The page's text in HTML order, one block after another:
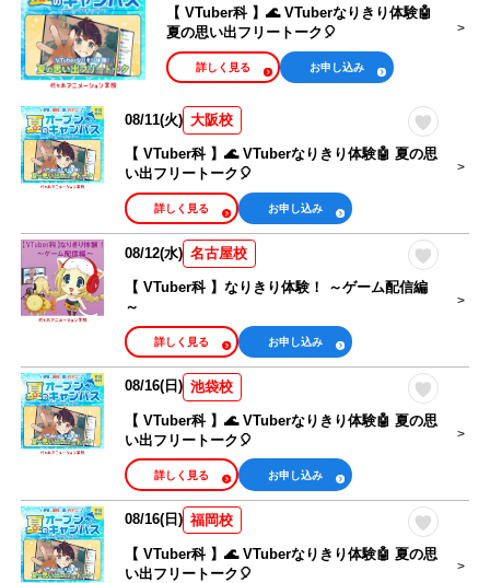
家
ルマネージャー
ライブ制作・舞
台制作・イベン
トスタッフ
ゲーム・ゲーム
高等部 大学部
カレンダーから選ぶ
オンラインオープンキャンパス
体験したい
相談・見学したい
【 VTuber科 】🌊 VTuberなりきり体験🤖
夏の思い出フリートーク🎈
お申し込み
詳しく見る
08/11(火) 大阪校
【 VTuber科 】🌊 VTuberなりきり体験🤖 夏の思
い出フリートーク🎈
お申し込み
詳しく見る
08/12(水) 名古屋校
【 VTuber科 】なりきり体験！ ～ゲーム配信編
～
お申し込み
詳しく見る
08/16(日) 池袋校
【 VTuber科 】🌊 VTuberなりきり体験🤖 夏の思
い出フリートーク🎈
お申し込み
詳しく見る
08/16(日) 福岡校
【 VTuber科 】🌊 VTuberなりきり体験🤖 夏の思
い出フリートーク🎈